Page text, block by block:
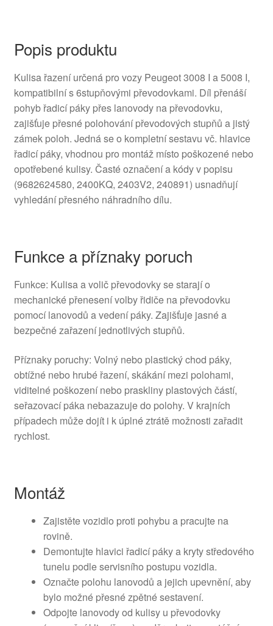
Popis produktu
Kulisa řazení určená pro vozy Peugeot 3008 I a 5008 I,
kompatibilní s 6stupňovými převodovkami. Díl přenáší
pohyb řadicí páky přes lanovody na převodovku,
zajišťuje přesné polohování převodových stupňů a jistý
zámek poloh. Jedná se o kompletní sestavu vč. hlavice
řadicí páky, vhodnou pro montáž místo poškozené nebo
opotřebené kulisy. Časté označení a kódy v popisu
(9682624580, 2400KQ, 2403V2, 240891) usnadňují
vyhledání přesného náhradního dílu.
Funkce a příznaky poruch
Funkce: Kulisa a volič převodovky se starají o
mechanické přenesení volby řidiče na převodovku
pomocí lanovodů a vedení páky. Zajišťuje jasné a
bezpečné zařazení jednotlivých stupňů.
Příznaky poruchy: Volný nebo plastický chod páky,
obtížné nebo hrubé řazení, skákání mezi polohami,
viditelné poškození nebo praskliny plastových částí,
seřazovací páka nebazazuje do polohy. V krajních
případech může dojít i k úplné ztrátě možnosti zařadit
rychlost.
Montáž
Zajistěte vozidlo proti pohybu a pracujte na
rovině.
Demontujte hlavici řadicí páky a kryty středového
tunelu podle servisního postupu vozidla.
Označte polohu lanovodů a jejich upevnění, aby
bylo možné přesné zpětné sestavení.
Odpojte lanovody od kulisy u převodovky